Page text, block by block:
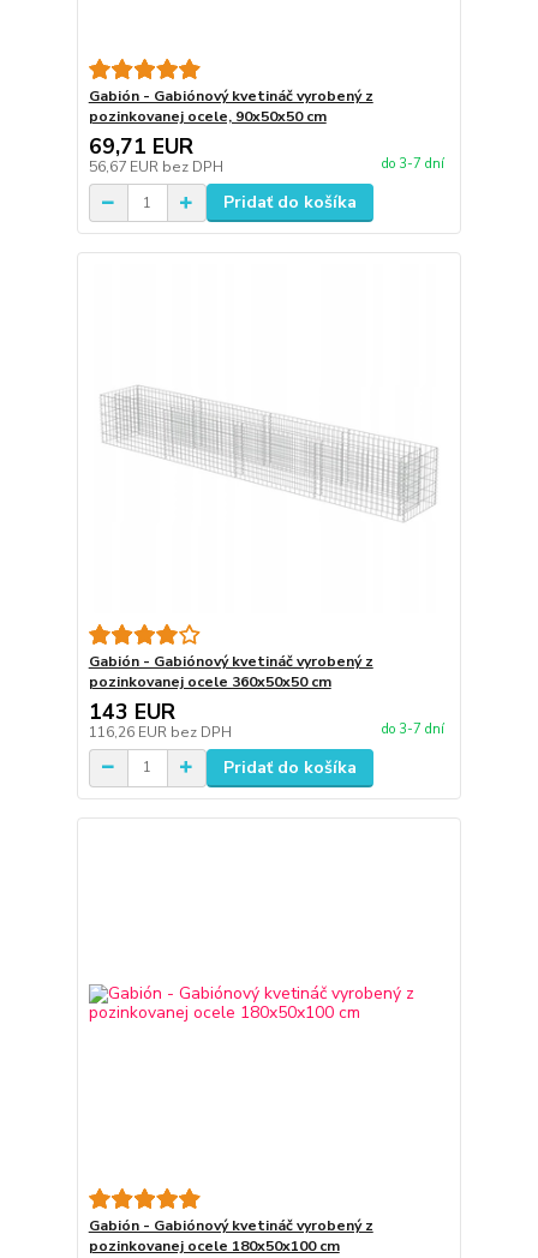
Gabión - Gabiónový kvetináč vyrobený z
pozinkovanej ocele, 90x50x50 cm
69,71 EUR
56,67 EUR bez DPH do 3-7 dní
Pridať do košíka
Gabión - Gabiónový kvetináč vyrobený z
pozinkovanej ocele 360x50x50 cm
143 EUR
116,26 EUR bez DPH do 3-7 dní
Pridať do košíka
Gabión - Gabiónový kvetináč vyrobený z
pozinkovanej ocele 180x50x100 cm